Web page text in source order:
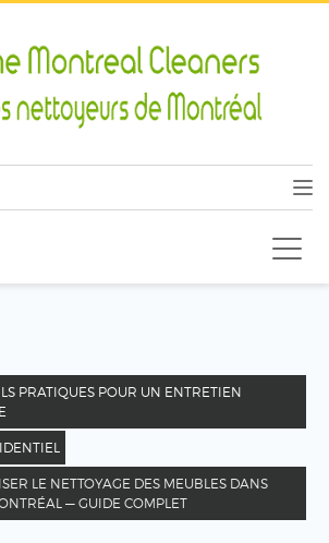
PRATIQUES POUR UN ENTRETIEN
LE NETTOYAGE DES MEUBLES DANS
— GUIDE COMPLET